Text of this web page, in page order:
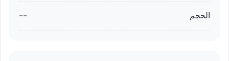
الحجم --